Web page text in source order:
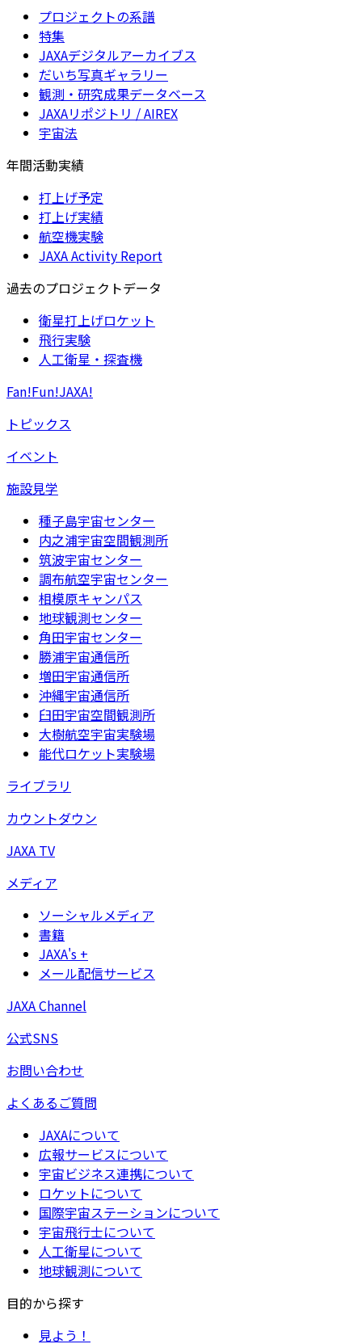
プロジェクトの系譜
特集
JAXAデジタルアーカイブス
だいち写真ギャラリー
観測・研究成果データベース
JAXAリポジトリ / AIREX
宇宙法
年間活動実績
打上げ予定
打上げ実績
航空機実験
JAXA Activity Report
過去のプロジェクトデータ
衛星打上げロケット
飛行実験
人工衛星・探査機
Fan!Fun!JAXA!
トピックス
イベント
施設見学
種子島宇宙センター
内之浦宇宙空間観測所
筑波宇宙センター
調布航空宇宙センター
相模原キャンパス
地球観測センター
角田宇宙センター
勝浦宇宙通信所
増田宇宙通信所
沖縄宇宙通信所
臼田宇宙空間観測所
大樹航空宇宙実験場
能代ロケット実験場
ライブラリ
カウントダウン
JAXA TV
メディア
ソーシャルメディア
書籍
JAXA's +
メール配信サービス
JAXA Channel
公式SNS
お問い合わせ
よくあるご質問
JAXAについて
広報サービスについて
宇宙ビジネス連携について
ロケットについて
国際宇宙ステーションについて
宇宙飛行士について
人工衛星について
地球観測について
目的から探す
見よう！